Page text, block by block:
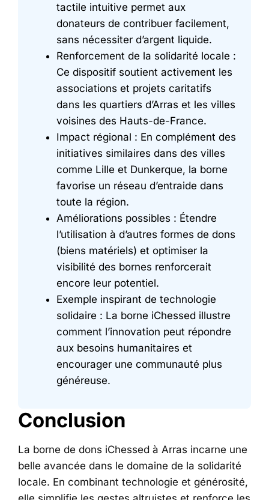
tactile intuitive permet aux
donateurs de contribuer facilement,
sans nécessiter d’argent liquide.
Renforcement de la solidarité locale :
Ce dispositif soutient activement les
associations et projets caritatifs
dans les quartiers d’Arras et les villes
voisines des Hauts-de-France.
Impact régional : En complément des
initiatives similaires dans des villes
comme Lille et Dunkerque, la borne
favorise un réseau d’entraide dans
toute la région.
Améliorations possibles : Étendre
l’utilisation à d’autres formes de dons
(biens matériels) et optimiser la
visibilité des bornes renforcerait
encore leur potentiel.
Exemple inspirant de technologie
solidaire : La borne iChessed illustre
comment l’innovation peut répondre
aux besoins humanitaires et
encourager une communauté plus
généreuse.
Conclusion
La borne de dons iChessed à Arras incarne une
belle avancée dans le domaine de la solidarité
locale. En combinant technologie et générosité,